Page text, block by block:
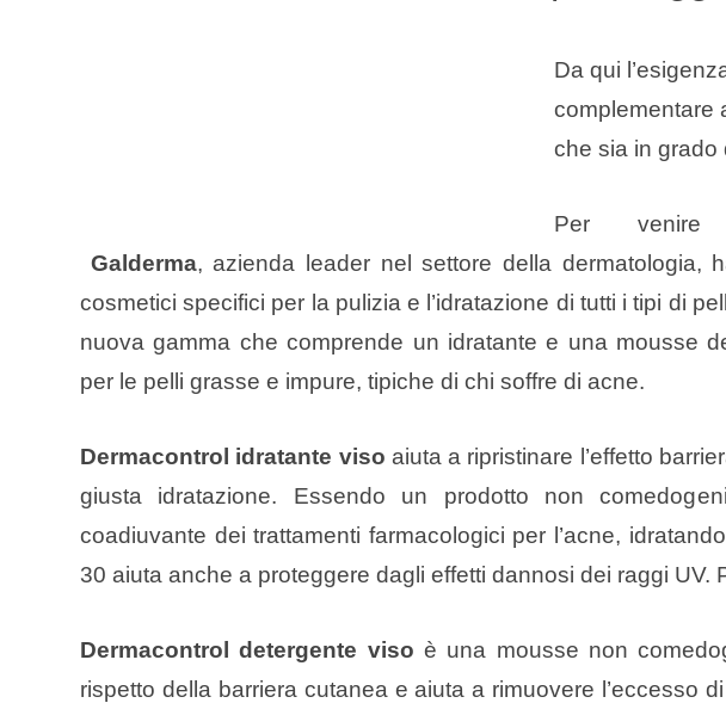
Da qui
complementare
che sia in grado
Per venire
Galderma, azienda leader nel settore della
cosmetici specifici per la pulizia e l’idratazione di tutti i tipi di
nuova gamma che comprende un idratante e una mousse
per le pelli grasse e impure, tipiche di chi soffre di acne.
Dermacontrol idratante viso aiuta a ripristinare l’effetto
giusta idratazione. Essendo un prodotto non
coadiuvante dei trattamenti farmacologici per l’acne,
30 aiuta anche a proteggere dagli effetti dannosi dei raggi UV.
Dermacontrol detergente viso è una mousse non
rispetto della barriera cutanea e aiuta a rimuovere l’eccesso